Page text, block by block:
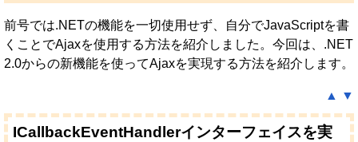
前号では.NETの機能を一切使用せず、自分でJavaScriptを書
くことでAjaxを使用する方法を紹介しました。今回は、.NET
2.0からの新機能を使ってAjaxを実現する方法を紹介します。
▲ ▼
ICallbackEventHandlerインターフェイスを実